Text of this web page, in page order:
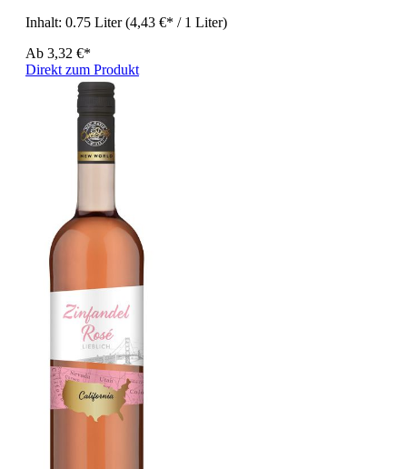
Inhalt: 0.75 Liter(4,43 €* / 1 Liter)
Ab 3,32 €*
Direkt zum Produkt